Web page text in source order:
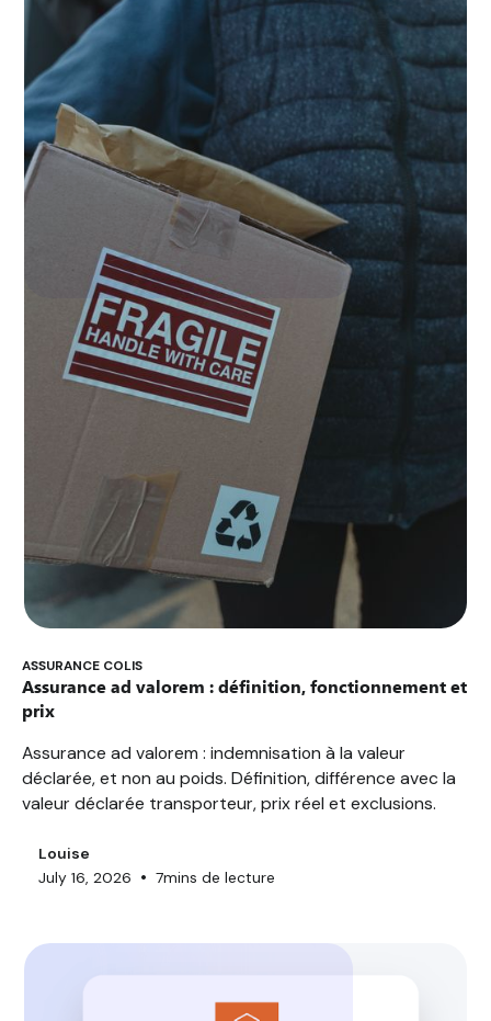
ASSURANCE COLIS
Assurance ad valorem : définition, fonctionnement et
prix
Assurance ad valorem : indemnisation à la valeur
déclarée, et non au poids. Définition, différence avec la
valeur déclarée transporteur, prix réel et exclusions.
Louise
July 16, 2026 • 7mins de lecture